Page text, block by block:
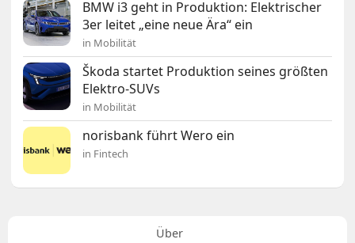
BMW i3 geht in Produktion: Elektrischer
3er leitet „eine neue Ära“ ein
in Mobilität
Škoda startet Produktion seines größten
Elektro-SUVs
in Mobilität
norisbank führt Wero ein
in Fintech
Über